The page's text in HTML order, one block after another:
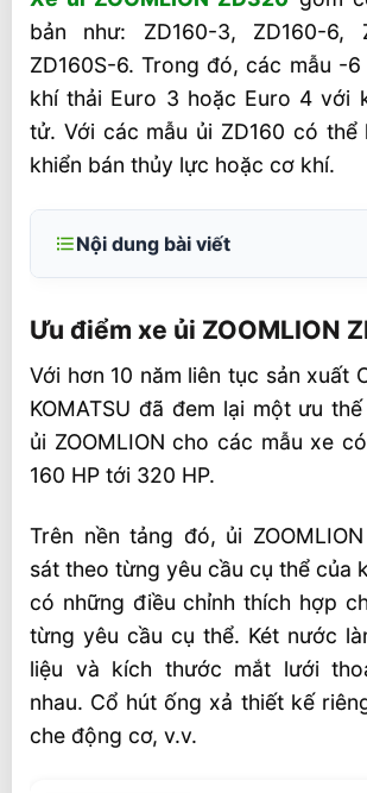
bản như: ZD160-3, ZD160-6,
ZD160S-6. Trong đó, các mẫu -
khí thải Euro 3 hoặc Euro 4 với
tử. Với các mẫu ủi ZD160 có thể
khiển bán thủy lực hoặc cơ khí.
Nội dung bài viết
Thông số kỹ thuật máy ủi
ZD320
Video tham khảo xe ủi
Liên hệ mua xe ủi
Ưu điểm xe ủi ZOOMLION
Với hơn 10 năm liên tục sản xuất
KOMATSU đã đem lại một ưu
ủi ZOOMLION cho các mẫu xe
160 HP tới 320 HP.
Trên nền tảng đó, ủi
sát theo từng yêu cầu cụ thể của
có những điều chỉnh thích hợp
từng yêu cầu cụ thể. Két nước
liệu và kích thước mắt lưới
nhau. Cổ hút ống xả thiết kế
che động cơ, v.v.